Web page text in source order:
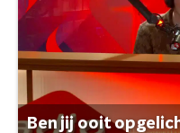
Ben jij ooit